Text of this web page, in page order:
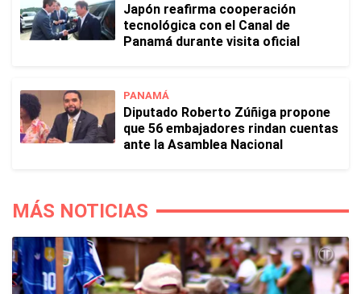
Japón reafirma cooperación
tecnológica con el Canal de
Panamá durante visita oficial
PANAMÁ
Diputado Roberto Zúñiga propone
que 56 embajadores rindan cuentas
ante la Asamblea Nacional
MÁS NOTICIAS